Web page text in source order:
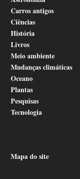
Carros antigos
Ciências
História
Livros
Meio ambiente
Mudanças climáticas
Oceano
Plantas
Pesquisas
Tecnologia
Mapa do site